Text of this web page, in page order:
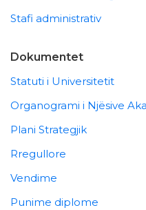
Stafi administrativ
Dokumentet
Statuti i Universitetit
Organogrami i Njësive
Plani Strategjik
Rregullore
Vendime
Punime diplome